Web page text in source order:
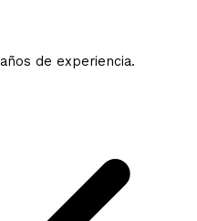
de experiencia.